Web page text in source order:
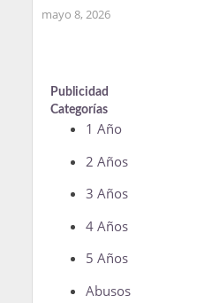
mayo 8, 2026
Publicidad
Categorías
1 Año
2 Años
3 Años
4 Años
5 Años
Abusos